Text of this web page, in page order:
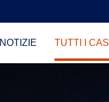
NOTIZIE TUTTI I CASI